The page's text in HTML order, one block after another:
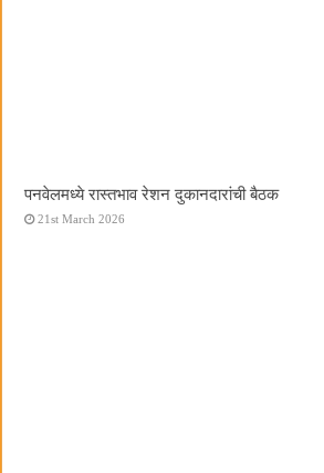
पनवेलमध्ये रास्तभाव रेशन दुकानदारांची बैठक
21st March 2026